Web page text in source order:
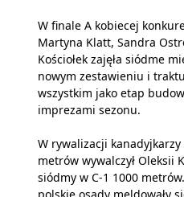
W finale A kobiecej
Martyna Klatt, Sandra
Kościołek zajęła siódme
nowym zestawieniu i
wszystkim jako etap
imprezami sezonu.
W rywalizacji
metrów wywalczył Oleksii
siódmy w C-1 1000